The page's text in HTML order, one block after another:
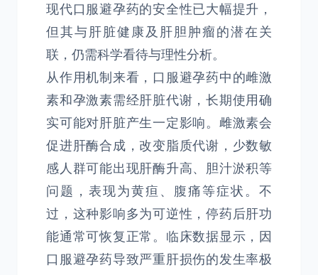
现代口服避孕药的安全性已大幅提升，
但其与肝脏健康及肝胆肿瘤的潜在关
联，仍需科学看待与理性分析。
从作用机制来看，口服避孕药中的雌激
素和孕激素需经肝脏代谢，长期使用确
实可能对肝脏产生一定影响。雌激素会
促进肝酶合成，改变脂质代谢，少数敏
感人群可能出现肝酶升高、胆汁淤积等
问题，表现为黄疸、腹痛等症状。不
过，这种影响多为可逆性，停药后肝功
能通常可恢复正常。临床数据显示，因
口服避孕药导致严重肝损伤的发生率极